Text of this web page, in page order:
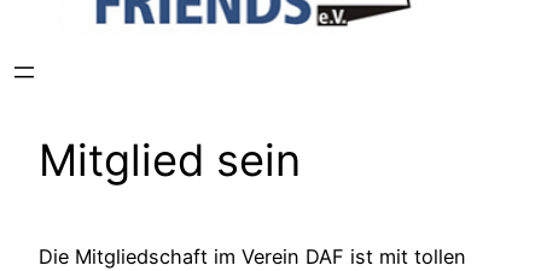
Mitglied sein
Die Mitgliedschaft im Verein DAF ist mit tollen